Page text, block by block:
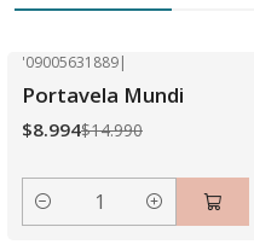
'09005631889|
Portavela Mundi
$8.994$14.990
Cantidad